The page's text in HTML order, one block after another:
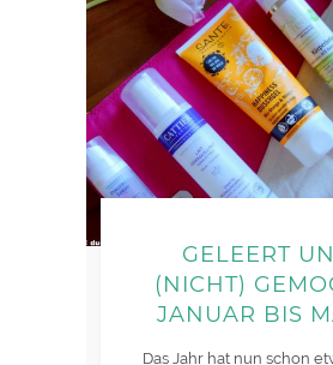
GELEERT
(NICHT)
JANUAR BIS
Das Jahr hat nun schon